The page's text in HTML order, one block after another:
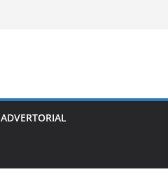
ADVERTORIAL